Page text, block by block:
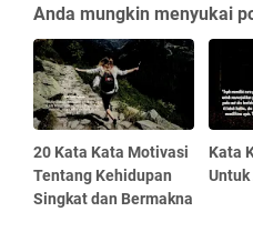
Anda mungkin menyukai
20 Kata Kata Motivasi
Tentang Kehidupan
Singkat dan Bermakna
Kata
Untuk